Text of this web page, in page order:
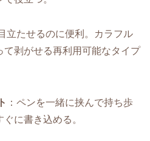
立たせるのに便利。カラフル
て剥がせる再利用可能なタイプ
：ペンを一緒に挟んで持ち歩
に書き込める。